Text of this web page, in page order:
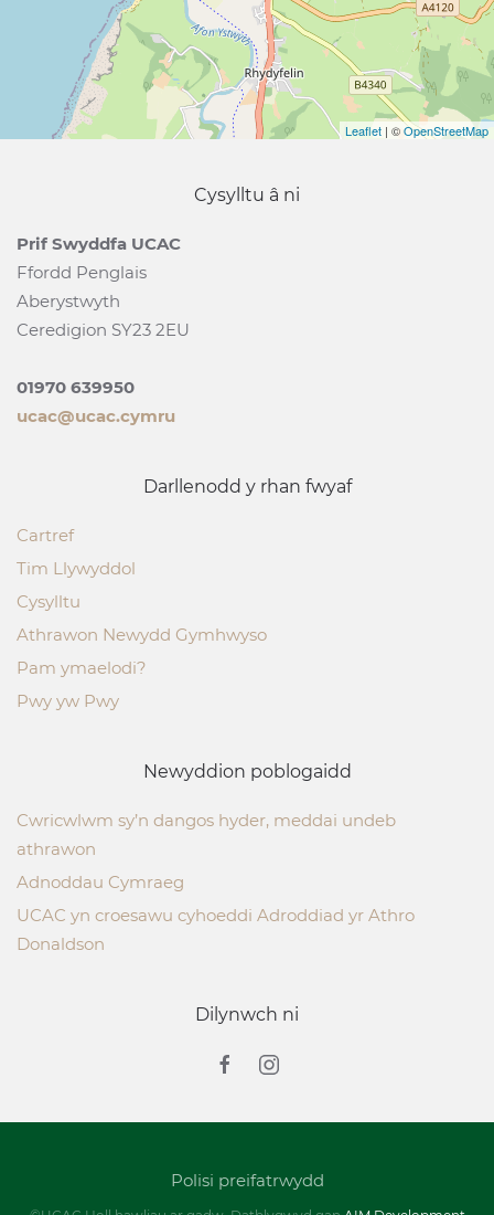
Leaflet | ©OpenStreetMap
Cysylltu â ni
Prif Swyddfa UCAC
Ffordd Penglais
Aberystwyth
Ceredigion SY23 2EU
01970 639950
ucac@ucac.cymru
Darllenodd y rhan fwyaf
Cartref
Tim Llywyddol
Cysylltu
Athrawon Newydd Gymhwyso
Pam ymaelodi?
Pwy yw Pwy
Newyddion poblogaidd
Cwricwlwm sy’n dangos hyder, meddai undeb
athrawon
Adnoddau Cymraeg
UCAC yn croesawu cyhoeddi Adroddiad yr Athro
Donaldson
Dilynwch ni
Polisi preifatrwydd